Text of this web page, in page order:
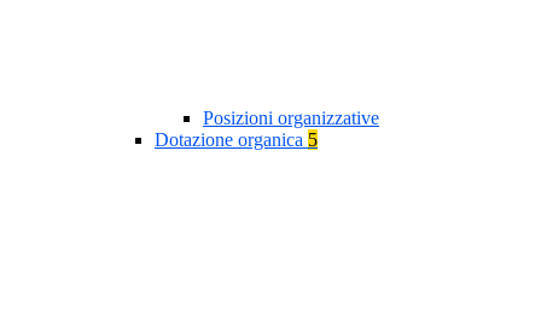
Posizioni organizzative
Dotazione organica 5